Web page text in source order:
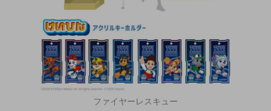
ファイヤーレスキュー